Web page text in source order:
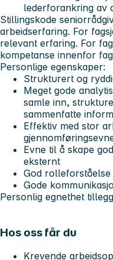
lederforankring av
Stillingskode
arbeidserfaring. For
relevant erfaring. For
kompetanse innenfor
Personlige egenskaper:
Strukturert og
Meget gode
samle inn,
sammenfatte
Effektiv med stor
Evne til å skape
eksternt
God rolleforståelse
Gode
Personlig egnethet
Hos oss får du
Krevende